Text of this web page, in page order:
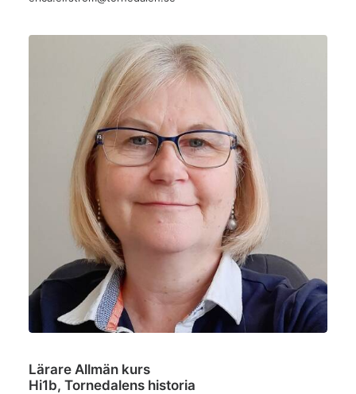
Lärare Allmän kurs
Hi1b, Tornedalens historia